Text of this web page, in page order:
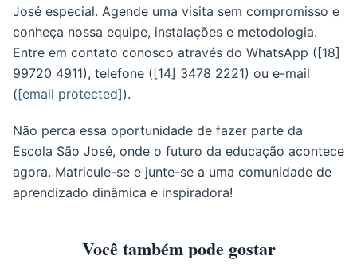
José especial. Agende uma visita sem compromisso e
conheça nossa equipe, instalações e metodologia.
Entre em contato conosco através do WhatsApp ([18]
99720 4911), telefone ([14] 3478 2221) ou e-mail
([email protected]).
Não perca essa oportunidade de fazer parte da
Escola São José, onde o futuro da educação acontece
agora. Matricule-se e junte-se a uma comunidade de
aprendizado dinâmica e inspiradora!
Você também pode gostar